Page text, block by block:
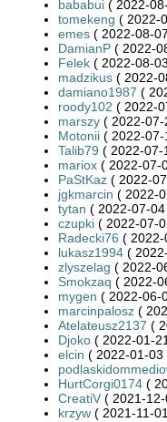
bababui ( 2022-
tomekeng ( 2022-
emes ( 2022-08-
DamianP ( 2022-
Felek ( 2022-08-
madzikus ( 2022-
damiano1987 (
roody102 ( 2022-
marszy ( 2022-07-
Motonii ( 2022-07-
Talib79 ( 2022-07-
mariox ( 2022-07-
PaStKaz ( 2022-
jgkmarcin ( 2022-
tytan ( 2022-07-04
czupki ( 2022-07-
Radecki76 ( 2022-
lukasz1994 (
zlyszelag ( 2022-
Smokzaq ( 2022-
mygen ( 2022-06-
marcinpalosz (
Atelateusz2137 (
Djoko ( 2022-01-
elcin ( 2022-01-03
HurtCorgi0174 (
CreatiV ( 2021-
krzyw ( 2021-11-